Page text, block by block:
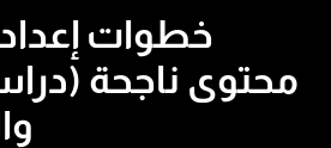
خطوات إعداد
محتوى ناجحة